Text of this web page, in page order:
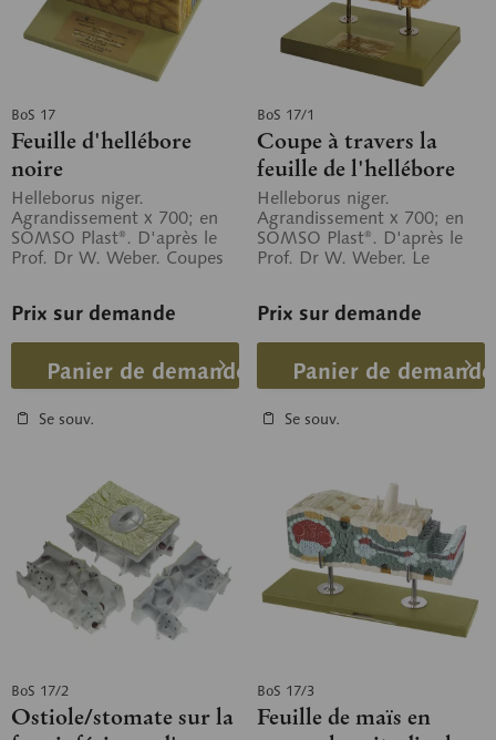
BoS 17
Feuille d'hellébore
noire
Helleborus niger.
Agrandissement x 700; en
SOMSO Plast®. D'après le
Prof. Dr W. Weber. Coupes
Prix sur demande
Panier de demande
Se souv.
BoS 17/1
Coupe à travers la
feuille de l'hellébore
noire
Helleborus niger.
Agrandissement x 700; en
SOMSO Plast®. D'après le
Prof. Dr W. Weber. Le
Prix sur demande
Panier de demande
Se souv.
BoS 17/2
Ostiole/stomate sur la
BoS 17/3
Feuille de maïs en